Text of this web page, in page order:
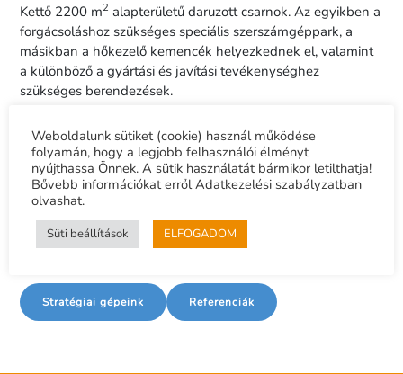
Kettő 2200 m2 alapterületű daruzott csarnok. Az egyikben a
forgácsoláshoz szükséges speciális szerszámgéppark, a
másikban a hőkezelő kemencék helyezkednek el, valamint
a különböző a gyártási és javítási tevékenységhez
szükséges berendezések.
A műhelycsarnok külső déli oldalán tároló- és szerelőtér
helyezkedik el, ahol a munkavégzést 20/5 Mp teherbírású
bakdaru segíti. 2015-ben további fejlesztés révén elkészült
egy 480 m2alapterületű festő és acélszerkezeti műhely,
2016-17-ben pedig egy kézi szemcseszóró és
acélszerkezeti előkészítő műhely, valamint egy kis
kovácsműhely.
Stratégiai gépeink Referenciák
Weboldalunk sütiket (cookie) használ működése
folyamán, hogy a legjobb felhasználói élményt
nyújthassa Önnek. A sütik használatát bármikor letilthatja!
Bővebb információkat erről Adatkezelési szabályzatban
olvashat.
Süti beállítások ELFOGADOM